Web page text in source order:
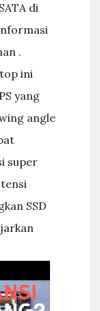
di
.
ini
yang
angle
super
SSD